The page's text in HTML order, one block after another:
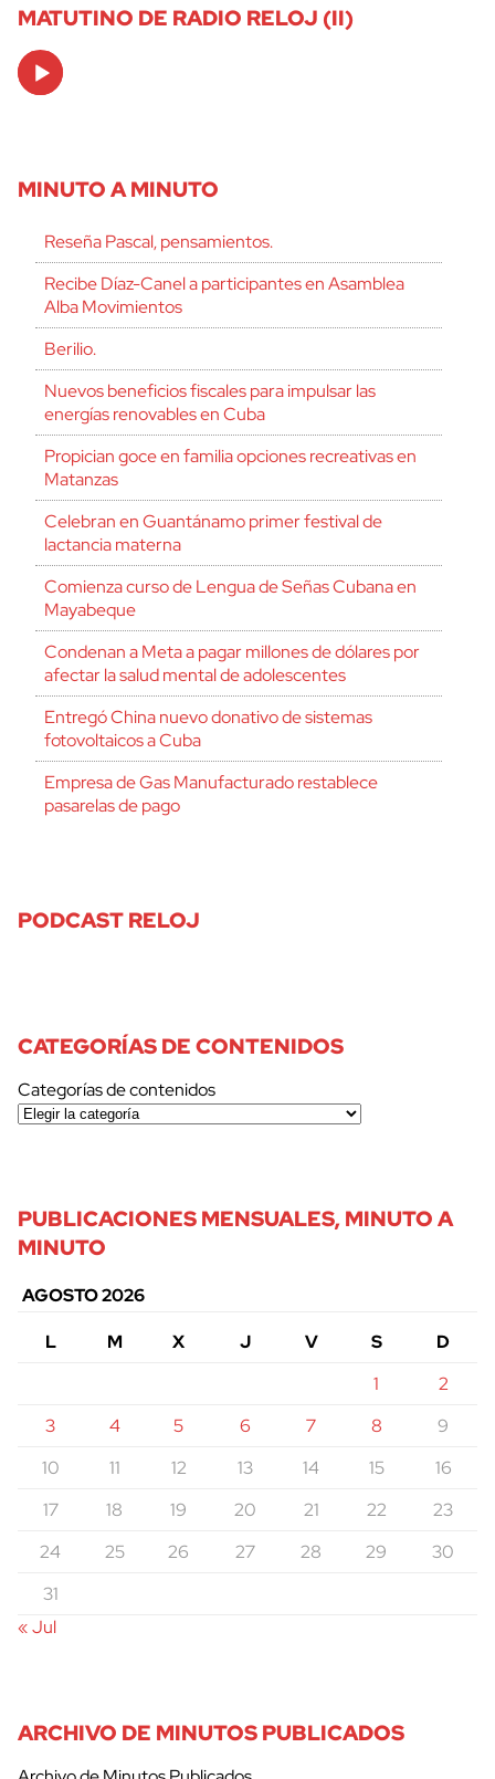
MATUTINO DE RADIO RELOJ (II)
Audio
Player
MINUTO A MINUTO
Reseña Pascal, pensamientos.
Recibe Díaz-Canel a participantes en Asamblea
Alba Movimientos
Berilio.
Nuevos beneficios fiscales para impulsar las
energías renovables en Cuba
Propician goce en familia opciones recreativas en
Matanzas
Celebran en Guantánamo primer festival de
lactancia materna
Comienza curso de Lengua de Señas Cubana en
Mayabeque
Condenan a Meta a pagar millones de dólares por
afectar la salud mental de adolescentes
Entregó China nuevo donativo de sistemas
fotovoltaicos a Cuba
Empresa de Gas Manufacturado restablece
pasarelas de pago
PODCAST RELOJ
CATEGORÍAS DE CONTENIDOS
Categorías de contenidos
PUBLICACIONES MENSUALES, MINUTO A
MINUTO
AGOSTO 2026
L
M X J V S
D
1
2
3
4 5 6 7 8
9
10
11 12 13 14 15
16
17
18 19 20 21 22
23
24
25 26 27 28 29
30
31
« Jul
ARCHIVO DE MINUTOS PUBLICADOS